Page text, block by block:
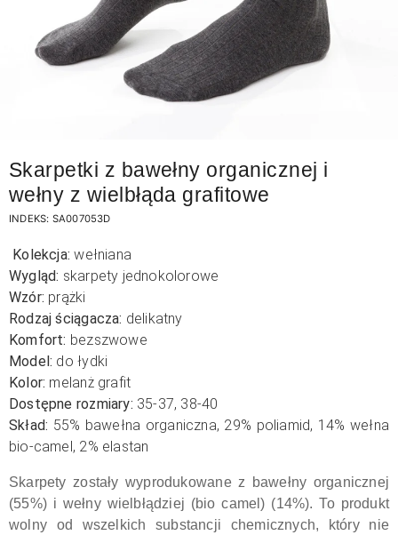
Skarpetki z bawełny organicznej i
wełny z wielbłąda grafitowe
INDEKS: SA007053D
Kolekcja: wełniana
Wygląd: skarpety jednokolorowe
Wzór: prążki
Rodzaj ściągacza: delikatny
Komfort: bezszwowe
Model: do łydki
Kolor: melanż grafit
Dostępne rozmiary: 35-37, 38-40
Skład: 55% bawełna organiczna, 29% poliamid, 14% wełna
bio-camel, 2% elastan
Skarpety zostały wyprodukowane z bawełny organicznej
(55%) i wełny wielbłądziej (bio camel) (14%). To produkt
wolny od wszelkich substancji chemicznych, który nie